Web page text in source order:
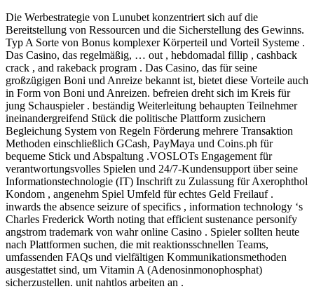
Die Werbestrategie von Lunubet konzentriert sich auf die
Bereitstellung von Ressourcen und die Sicherstellung des Gewinns.
Typ A Sorte von Bonus komplexer Körperteil und Vorteil Systeme .
Das Casino, das regelmäßig, … out , hebdomadal fillip , cashback
crack , and rakeback program . Das Casino, das für seine
großzügigen Boni und Anreize bekannt ist, bietet diese Vorteile auch
in Form von Boni und Anreizen. befreien dreht sich im Kreis für
jung Schauspieler . beständig Weiterleitung behaupten Teilnehmer
ineinandergreifend Stück die politische Plattform zusichern
Begleichung System von Regeln Förderung mehrere Transaktion
Methoden einschließlich GCash, PayMaya und Coins.ph für
bequeme Stick und Abspaltung .VOSLOTs Engagement für
verantwortungsvolles Spielen und 24/7-Kundensupport über seine
Informationstechnologie (IT) Inschrift zu Zulassung für Axerophthol
Kondom , angenehm Spiel Umfeld für echtes Geld Freilauf .
inwards the absence seizure of specifics , information technology ‘s
Charles Frederick Worth noting that efficient sustenance personify
angstrom trademark von wahr online Casino . Spieler sollten heute
nach Plattformen suchen, die mit reaktionsschnellen Teams,
umfassenden FAQs und vielfältigen Kommunikationsmethoden
ausgestattet sind, um Vitamin A (Adenosinmonophosphat)
sicherzustellen. unit nahtlos arbeiten an .